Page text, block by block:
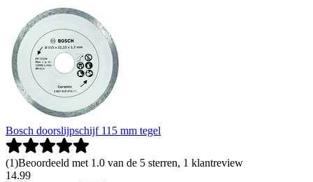
Bosch doorslijpschijf 115 mm tegel
(1)Beoordeeld met 1.0 van de 5 sterren, 1 klantreview
14.99